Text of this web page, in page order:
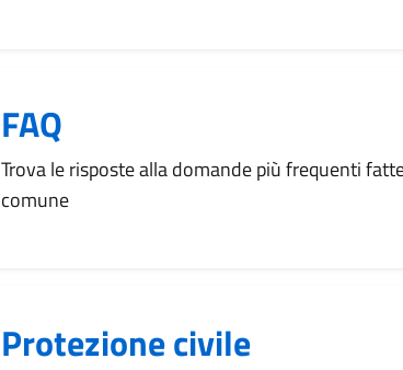
FAQ
Trova le risposte alla domande più frequenti
comune
Protezione civile